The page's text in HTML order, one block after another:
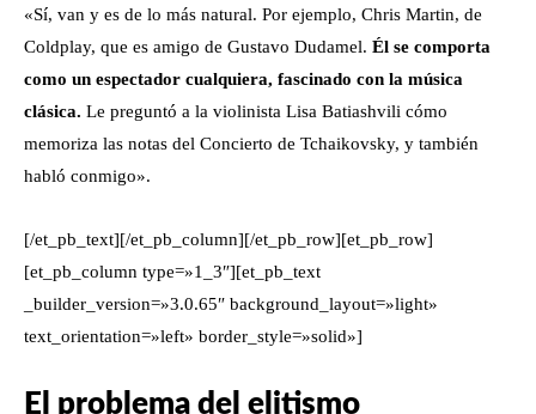
«Sí, van y es de lo más natural. Por ejemplo, Chris Martin, de
Coldplay, que es amigo de Gustavo Dudamel. Él se comporta
como un espectador cualquiera, fascinado con la música
clásica. Le preguntó a la violinista Lisa Batiashvili cómo
memoriza las notas del Concierto de Tchaikovsky, y también
habló conmigo».
[/et_pb_text][/et_pb_column][/et_pb_row][et_pb_row]
[et_pb_column type=»1_3″][et_pb_text
_builder_version=»3.0.65″ background_layout=»light»
text_orientation=»left» border_style=»solid»]
El problema del elitismo